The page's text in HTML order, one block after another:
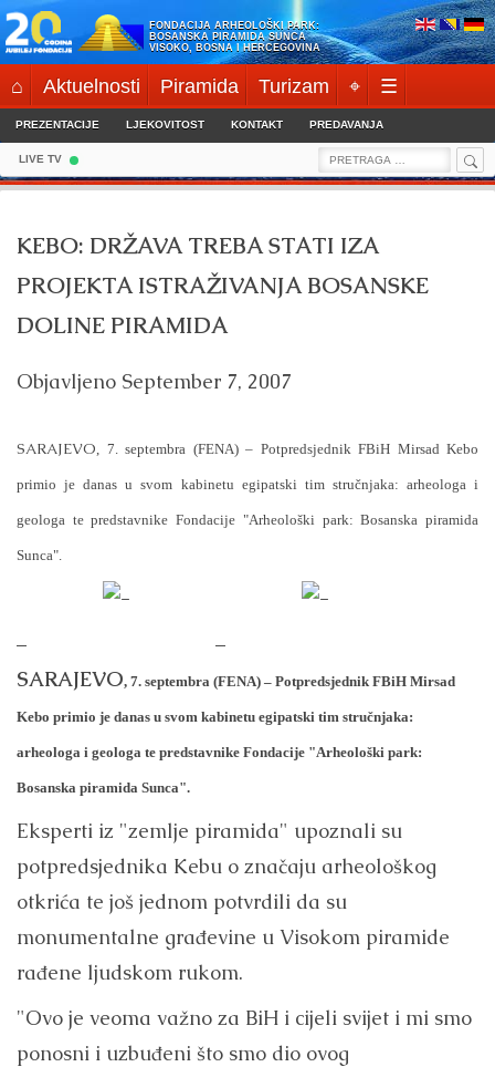
Skip
to
content
FONDACIJA ARHEOLOŠKI PARK:
BOSANSKA PIRAMIDA SUNCA
VISOKO, BOSNA I HERCEGOVINA
⌂ Aktuelnosti Piramida Turizam ⌖ ☰
PREZENTACIJE LJEKOVITOST KONTAKT PREDAVANJA
LIVE TV
Search
for:
KEBO: DRŽAVA TREBA STATI IZA
PROJEKTA ISTRAŽIVANJA BOSANSKE
DOLINE PIRAMIDA
Objavljeno September 7, 2007
SARAJEVO , 7. septembra (FENA) – Potpredsjednik FBiH Mirsad Kebo
primio je danas u svom kabinetu egipatski tim stručnjaka: arheologa i
geologa te predstavnike Fondacije "Arheološki park: Bosanska piramida
Sunca".
–
–
SARAJEVO, 7. septembra (FENA) – Potpredsjednik FBiH Mirsad
Kebo primio je danas u svom kabinetu egipatski tim stručnjaka:
arheologa i geologa te predstavnike Fondacije "Arheološki park:
Bosanska piramida Sunca".
Eksperti iz "zemlje piramida" upoznali su
potpredsjednika Kebu o značaju arheološkog
otkrića te još jednom potvrdili da su
monumentalne građevine u Visokom piramide
rađene ljudskom rukom.
"Ovo je veoma važno za BiH i cijeli svijet i mi smo
ponosni i uzbuđeni što smo dio ovog